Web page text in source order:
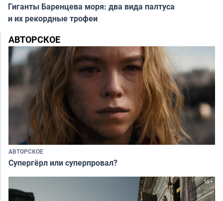
Гиганты Баренцева моря: два вида палтуса
и их рекордные трофеи
АВТОРСКОЕ
АВТОРСКОЕ
Супергёрл или суперпровал?